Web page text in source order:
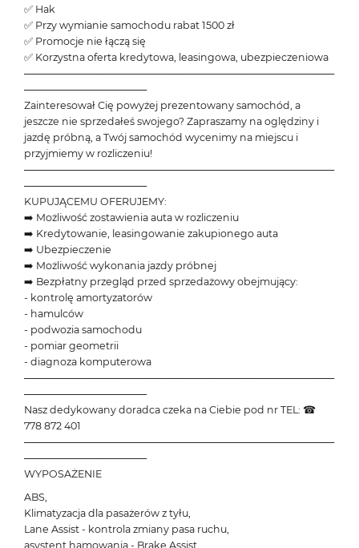
✅ Hak
✅ Przy wymianie samochodu rabat 1500 zł
✅ Promocje nie łączą się
✅ Korzystna oferta kredytowa, leasingowa, ubezpieczeniowa
───────────────────────────────────────────
─────────────────
Zainteresował Cię powyżej prezentowany samochód, a
jeszcze nie sprzedałeś swojego? Zapraszamy na oględziny i
jazdę próbną, a Twój samochód wycenimy na miejscu i
przyjmiemy w rozliczeniu!
───────────────────────────────────────────
─────────────────
KUPUJĄCEMU OFERUJEMY:
➡️ Możliwość zostawienia auta w rozliczeniu
➡️ Kredytowanie, leasingowanie zakupionego auta
➡️ Ubezpieczenie
➡️ Możliwość wykonania jazdy próbnej
➡️ Bezpłatny przegląd przed sprzedażowy obejmujący:
- kontrolę amortyzatorów
- hamulców
- podwozia samochodu
- pomiar geometrii
- diagnoza komputerowa
───────────────────────────────────────────
─────────────────
Nasz dedykowany doradca czeka na Ciebie pod nr TEL: ☎
778 872 401
───────────────────────────────────────────
─────────────────
WYPOSAŻENIE
ABS,
Klimatyzacja dla pasażerów z tyłu,
Lane Assist - kontrola zmiany pasa ruchu,
asystent hamowania - Brake Assist,